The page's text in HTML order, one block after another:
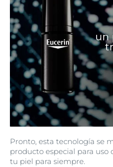
Pronto, esta tecnología se
producto especial para
tu piel para siempre.